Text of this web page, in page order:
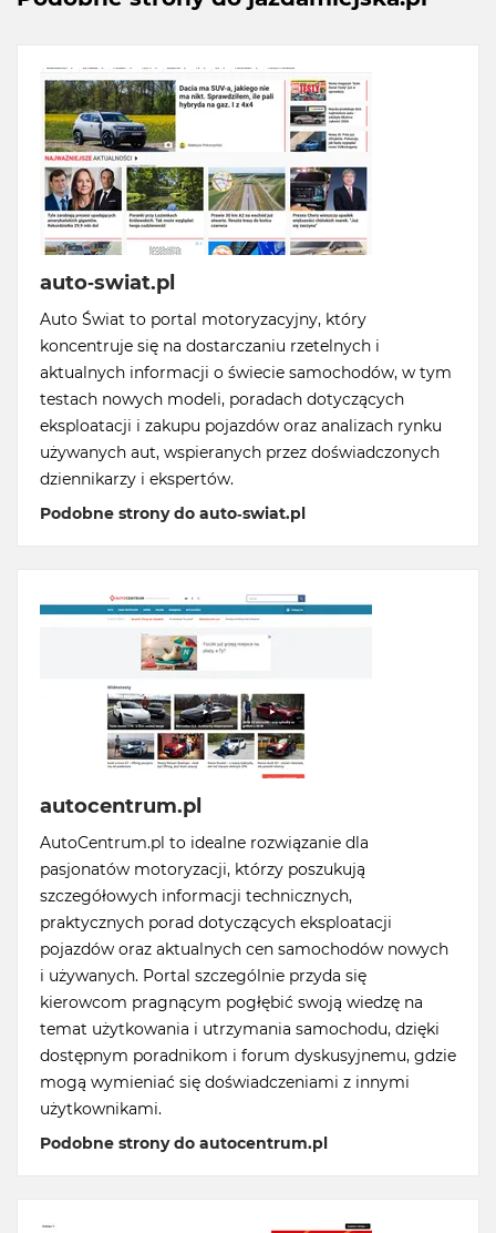
auto-swiat.pl
Auto Świat to portal motoryzacyjny, który
koncentruje się na dostarczaniu rzetelnych i
aktualnych informacji o świecie samochodów, w tym
testach nowych modeli, poradach dotyczących
eksploatacji i zakupu pojazdów oraz analizach rynku
używanych aut, wspieranych przez doświadczonych
dziennikarzy i ekspertów.
Podobne strony do auto-swiat.pl
autocentrum.pl
AutoCentrum.pl to idealne rozwiązanie dla
pasjonatów motoryzacji, którzy poszukują
szczegółowych informacji technicznych,
praktycznych porad dotyczących eksploatacji
pojazdów oraz aktualnych cen samochodów nowych
i używanych. Portal szczególnie przyda się
kierowcom pragnącym pogłębić swoją wiedzę na
temat użytkowania i utrzymania samochodu, dzięki
dostępnym poradnikom i forum dyskusyjnemu, gdzie
mogą wymieniać się doświadczeniami z innymi
użytkownikami.
Podobne strony do autocentrum.pl